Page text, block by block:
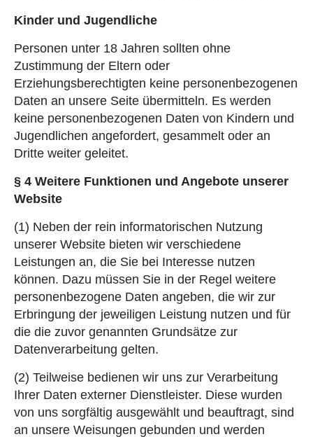
Kinder und Jugendliche
Personen unter 18 Jahren sollten ohne
Zustimmung der Eltern oder
Erziehungsberechtigten keine personenbezogenen
Daten an unsere Seite übermitteln. Es werden
keine personenbezogenen Daten von Kindern und
Jugendlichen angefordert, gesammelt oder an
Dritte weiter geleitet.
§ 4 Weitere Funktionen und Angebote unserer
Website
(1) Neben der rein informatorischen Nutzung
unserer Website bieten wir verschiedene
Leistungen an, die Sie bei Interesse nutzen
können. Dazu müssen Sie in der Regel weitere
personenbezogene Daten angeben, die wir zur
Erbringung der jeweiligen Leistung nutzen und für
die die zuvor genannten Grundsätze zur
Datenverarbeitung gelten.
(2) Teilweise bedienen wir uns zur Verarbeitung
Ihrer Daten externer Dienstleister. Diese wurden
von uns sorgfältig ausgewählt und beauftragt, sind
an unsere Weisungen gebunden und werden